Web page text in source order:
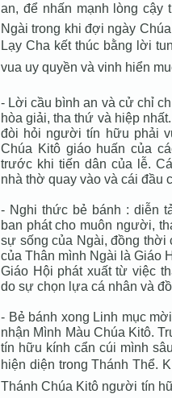
an, để nhấn mạnh lòng
Ngài trong khi đợi ngày
Lạy Cha kết thúc bằng lời
vua uy quyền và vinh hiển
- Lời cầu bình an và cử chỉ
hòa giải, tha thứ và hiệp
đòi hỏi người tín hữu phải
Chúa Kitô giáo huấn của
trước khi tiến dân của lễ.
nhà thờ quay vào và cái đầu
- Nghi thức bẻ bánh : diễn
ban phát cho muôn người,
sự sống của Ngài, đồng thời
của Thân mình Ngài là Giáo
Giáo Hội phát xuất từ việc
do sự chọn lựa cá nhân và
- Bẻ bánh xong Linh mục
nhận Mình Màu Chúa Kitô.
tín hữu kính cẩn cúi mình
hiện diện trong Thánh Thể.
Thánh Chúa Kitô người tín